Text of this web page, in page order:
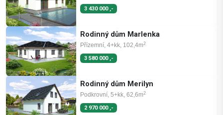
3 430 000 ,-
Rodinný dům Marlenka
Přízemní, 4+kk, 102,4m2
3 580 000 ,-
Rodinný dům Merilyn
Podkrovní, 5+kk, 62,6m2
2 970 000 ,-